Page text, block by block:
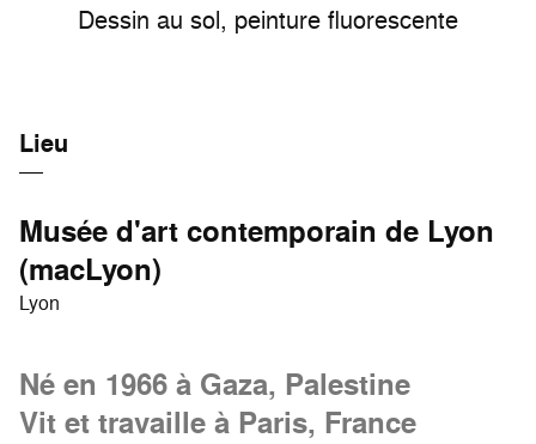
Dessin au sol, peinture fluorescente
Lieu
Musée d'art contemporain de Lyon
(macLyon)
Lyon
Né en 1966 à Gaza, Palestine
Vit et travaille à Paris, France